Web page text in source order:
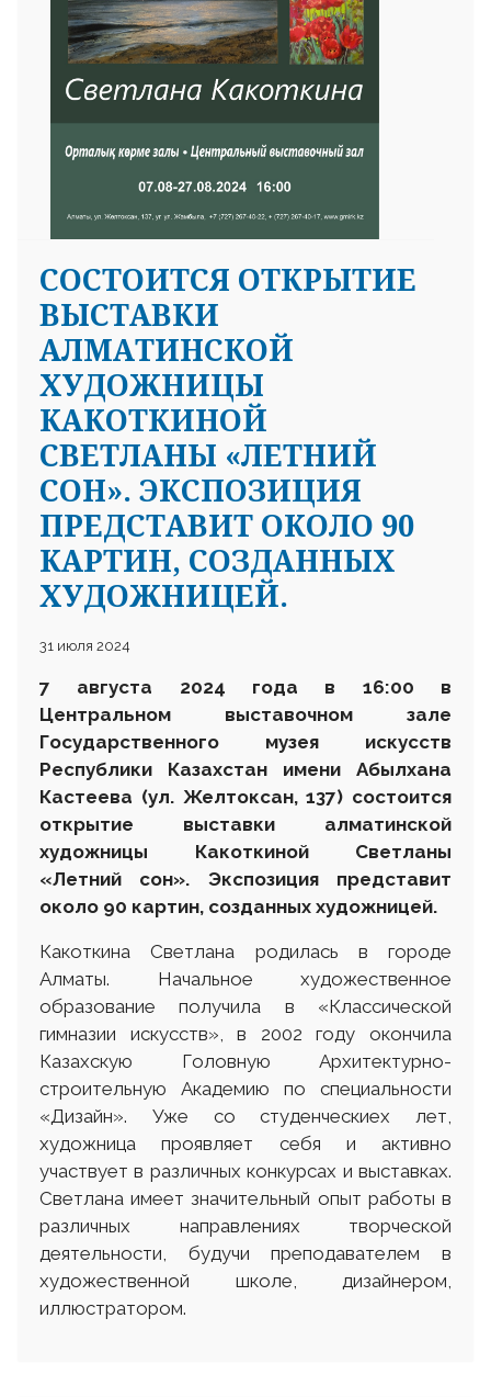
CОСТОИТСЯ ОТКРЫТИЕ
ВЫСТАВКИ
АЛМАТИНСКОЙ
ХУДОЖНИЦЫ
КАКОТКИНОЙ
СВЕТЛАНЫ «ЛЕТНИЙ
СОН». ЭКСПОЗИЦИЯ
ПРЕДСТАВИТ ОКОЛО 90
КАРТИН, СОЗДАННЫХ
ХУДОЖНИЦЕЙ.
31 июля 2024
7 августа 2024 года в 16:00 в
Центральном выставочном зале
Государственного музея искусств
Республики Казахстан имени Абылхана
Кастеева (ул. Желтоксан, 137) состоится
открытие выставки алматинской
художницы Какоткиной Светланы
«Летний сон». Экспозиция представит
около 90 картин, созданных художницей.
Какоткина Светлана родилась в городе
Алматы. Начальное художественное
образование получила в «Классической
гимназии искусств», в 2002 году окончила
Казахскую Головную Архитектурно-
строительную Академию по специальности
«Дизайн». Уже со студенческиех лет,
художница проявляет себя и активно
участвует в различных конкурсах и выставках.
Светлана имеет значительный опыт работы в
различных направлениях творческой
деятельности, будучи преподавателем в
художественной школе, дизайнером,
иллюстратором.